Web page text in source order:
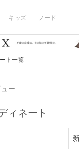
キッズ フード
ト一覧
ュー
ィネート